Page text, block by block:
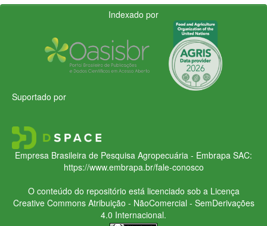
Indexado por
Suportado por
Empresa Brasileira de Pesquisa Agropecuária - Embrapa SAC:
https://www.embrapa.br/fale-conosco
O conteúdo do repositório está licenciado sob a Licença
Creative CommonsAtribuição - NãoComercial - SemDerivações
4.0 Internacional.